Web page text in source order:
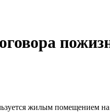
жилым помещением на